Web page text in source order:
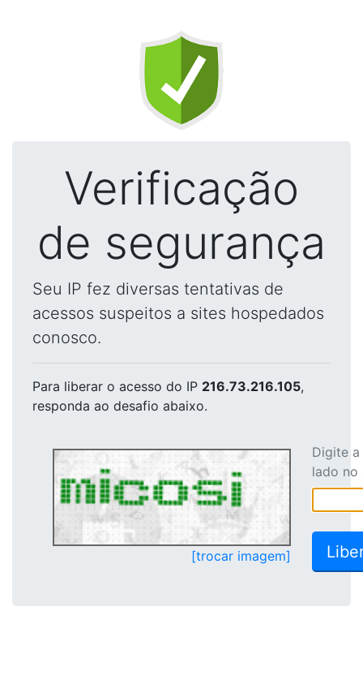
Verificação
de segurança
Seu IP fez diversas tentativas de
acessos suspeitos a sites hospedados
conosco.
Para liberar o acesso do IP 216.73.216.105,
responda ao desafio abaixo.
[trocar imagem]
Digite
lado no